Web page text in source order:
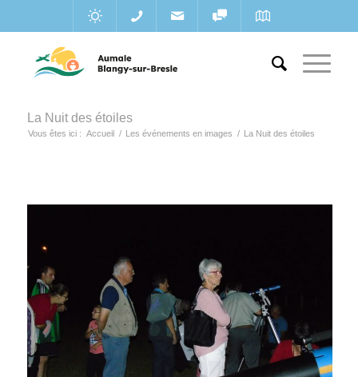
La Nuit des étoiles
Vous êtes ici : Accueil / Les événements en images / La Nuit des étoiles